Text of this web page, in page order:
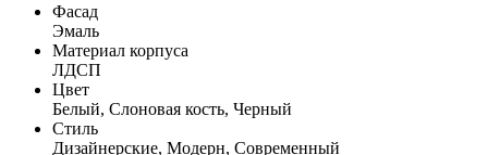
Фасад
Эмаль
Материал корпуса
ЛДСП
Цвет
Белый, Слоновая кость, Черный
Стиль
Дизайнерские, Модерн, Современный